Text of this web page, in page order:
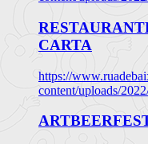
CARTA
https://
content/uploads/